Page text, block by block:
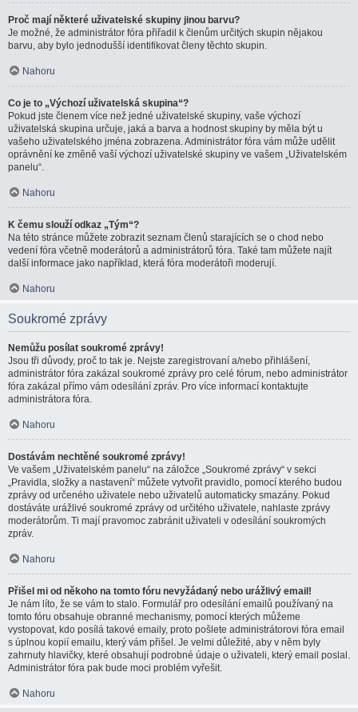
Proč mají některé uživatelské skupiny jinou barvu?
Je možné, že administrátor fóra přiřadil k členům určitých skupin nějakou
barvu, aby bylo jednodušší identifikovat členy těchto skupin.
Nahoru
Co je to „Výchozí uživatelská skupina“?
Pokud jste členem více než jedné uživatelské skupiny, vaše výchozí
uživatelská skupina určuje, jaká a barva a hodnost skupiny by měla být u
vašeho uživatelského jména zobrazena. Administrátor fóra vám může udělit
oprávnění ke změně vaší výchozí uživatelské skupiny ve vašem „Uživatelském
panelu“.
Nahoru
K čemu slouží odkaz „Tým“?
Na této stránce můžete zobrazit seznam členů starajících se o chod nebo
vedení fóra včetně moderátorů a administrátorů fóra. Také tam můžete najít
další informace jako například, která fóra moderátoři moderují.
Nahoru
Soukromé zprávy
Nemůžu posílat soukromé zprávy!
Jsou tři důvody, proč to tak je. Nejste zaregistrovaní a/nebo přihlášení,
administrátor fóra zakázal soukromé zprávy pro celé fórum, nebo administrátor
fóra zakázal přímo vám odesílání zpráv. Pro více informací kontaktujte
administrátora fóra.
Nahoru
Dostávám nechtěné soukromé zprávy!
Ve vašem „Uživatelském panelu“ na záložce „Soukromé zprávy“ v sekci
„Pravidla, složky a nastavení“ můžete vytvořit pravidlo, pomocí kterého budou
zprávy od určeného uživatele nebo uživatelů automaticky smazány. Pokud
dostáváte urážlivé soukromé zprávy od určitého uživatele, nahlaste zprávy
moderátorům. Ti mají pravomoc zabránit uživateli v odesílání soukromých
zpráv.
Nahoru
Přišel mi od někoho na tomto fóru nevyžádaný nebo urážlivý email!
Je nám líto, že se vám to stalo. Formulář pro odesílání emailů používaný na
tomto fóru obsahuje obranné mechanismy, pomocí kterých můžeme
vystopovat, kdo posílá takové emaily, proto pošlete administrátorovi fóra email
s úplnou kopií emailu, který vám přišel. Je velmi důležité, aby v něm byly
zahrnuty hlavičky, které obsahují podrobné údaje o uživateli, který email poslal.
Administrátor fóra pak bude moci problém vyřešit.
Nahoru